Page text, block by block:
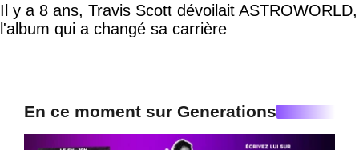
Il y a 8 ans, Travis Scott dévoilait ASTROWORLD,
l'album qui a changé sa carrière
En ce moment sur Generations